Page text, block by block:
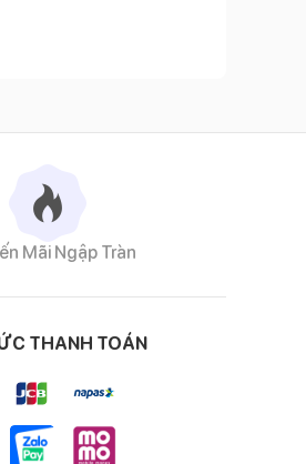
lọc không khí và phòng
Mãi Ngập Tràn
THANH TOÁN